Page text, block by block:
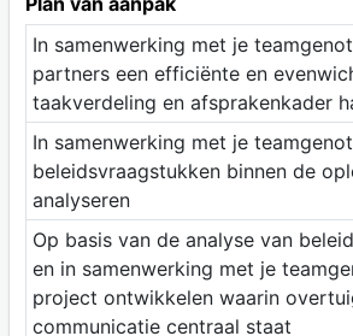
In samenwerking met je
partners een efficiënte en
taakverdeling en afsprakenkader
In samenwerking met je
beleidsvraagstukken binnen de
analyseren
Op basis van de analyse van
en in samenwerking met je
project ontwikkelen waarin
communicatie centraal staat